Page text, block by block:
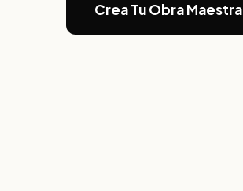
Crea Tu Obra Maestra